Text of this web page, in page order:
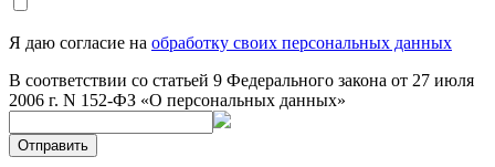
Я даю согласие на обработку своих персональных данных
В соответствии со статьей 9 Федерального закона от 27 июля
2006 г. N 152-ФЗ «О персональных данных»
Отправить